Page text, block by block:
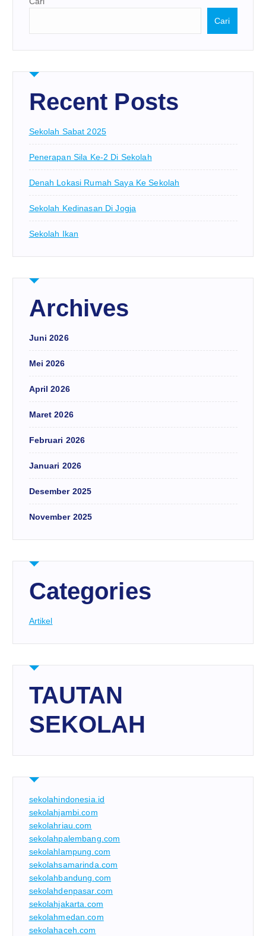
Cari
Recent Posts
Sekolah Sabat 2025
Penerapan Sila Ke-2 Di Sekolah
Denah Lokasi Rumah Saya Ke Sekolah
Sekolah Kedinasan Di Jogja
Sekolah Ikan
Archives
Juni 2026
Mei 2026
April 2026
Maret 2026
Februari 2026
Januari 2026
Desember 2025
November 2025
Categories
Artikel
TAUTAN
SEKOLAH
sekolahindonesia.id
sekolahjambi.com
sekolahriau.com
sekolahpalembang.com
sekolahlampung.com
sekolahsamarinda.com
sekolahbandung.com
sekolahdenpasar.com
sekolahjakarta.com
sekolahmedan.com
sekolahaceh.com